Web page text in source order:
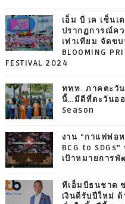
เอ็ม บี เค เซ็น
ปรากฏการณ์ค
เท่าเทียม จัดขบ
BLOOMING
FESTIVAL 2024
ททท. ภาคตะวั
นี้…มีดีที่ตะวันออ
Season
งาน “กาแฟพ่อ
BCG to
เป้าหมายการ
ทีเอ็มบีธนชาต
เงินดีรับปีใหม่